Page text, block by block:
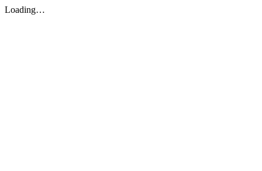
Loading…